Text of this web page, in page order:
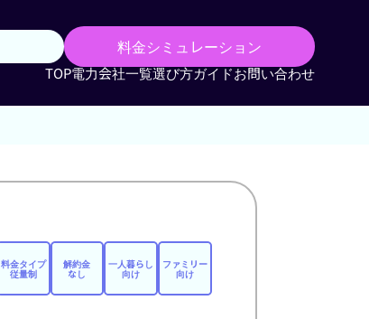
料金シミュレーション
TOP電力会社一覧選び方ガイドお問い合わせ
料金タイプ
従量制
解約金
なし
一人暮らし
向け
ファミリー
向け